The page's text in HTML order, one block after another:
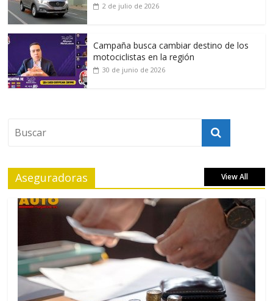
2 de julio de 2026
Campaña busca cambiar destino de los
motociclistas en la región
30 de junio de 2026
Aseguradoras View All